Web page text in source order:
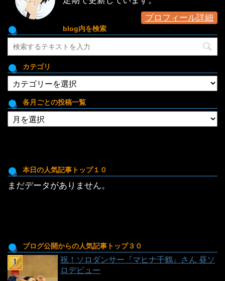
プロフィール詳細
blog内を検索
カテゴリ
テ
ゴ
リ
各月ごとの投稿一覧
各
月
投
稿
一
本日の人気記事トップ１０
まだデータがありません。
ブログ公開からの人気記事トップ３０
祝！ソロダンサー『マヒナ千鶴』さん 昼ソ
ロデビュー